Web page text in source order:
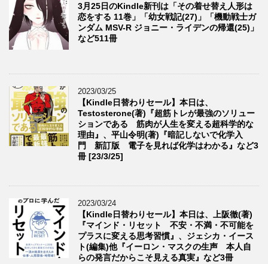
3月25日のKindle新刊は「その着せ替え人形は
恋をする 11巻」「幼女戦記(27)」「機動戦士ガ
ンダム MSV-R ジョニー・ライデンの帰還(25)」
など511冊
2023/03/25
【Kindle日替わりセール】本日は、
Testosterone(著)『超筋トレが最強のソリュー
ションである 筋肉が人生を変える超科学的な
理由』、平山令明(著)『暗記しないで化学入
門 新訂版 電子を見れば化学はわかる』など3
冊 [23/3/25]
2023/03/24
【Kindle日替わりセール】本日は、上阪徹(著)
『マインド・リセット 不安・不満・不可能を
プラスに変える思考習慣』、ジェシカ・イース
ト(編集)他『イーロン・マスクの生声 本人自
らの発言だからこそ見える真実』など3冊